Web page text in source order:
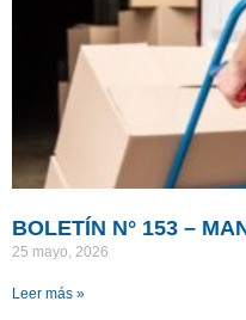
BOLETÍN N° 153 –
25 mayo, 2026
Leer más »